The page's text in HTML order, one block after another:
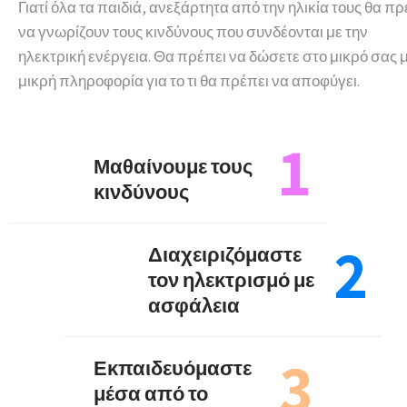
Γιατί όλα τα παιδιά, ανεξάρτητα από την ηλικία τους θα
να γνωρίζουν τους κινδύνους που συνδέονται με την
ηλεκτρική ενέργεια. Θα πρέπει να δώσετε στο μικρό σας
μικρή πληροφορία για το τι θα πρέπει να αποφύγει.
Μαθαίνουμε τους
κινδύνους
1
Διαχειριζόμαστε
τον ηλεκτρισμό με
ασφάλεια
2
Εκπαιδευόμαστε
μέσα από το
3